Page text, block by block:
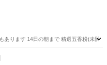
あります 14日の朝まで 精選五香粉(未開